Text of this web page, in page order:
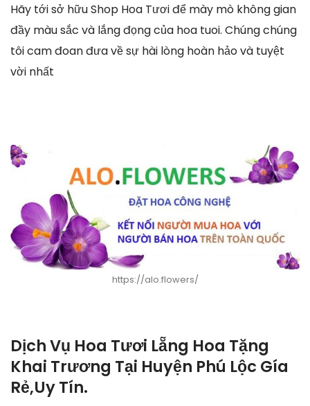
Hãy tới sở hữu Shop Hoa Tươi để mày mò không gian
đầy màu sắc và lắng đọng của hoa tuoi. Chúng chúng
tôi cam đoan đưa về sự hài lòng hoàn hảo và tuyệt
vời nhất
https://alo.flowers/
Dịch Vụ Hoa Tươi Lẵng Hoa Tặng
Khai Trương Tại Huyện Phú Lộc Gía
Rẻ,Uy Tín.